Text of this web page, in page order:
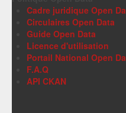
Cadre juridique Open
Circulaires Open Data
Guide Open Data
Licence d'utilisation
Portail National Open
F.A.Q
API CKAN